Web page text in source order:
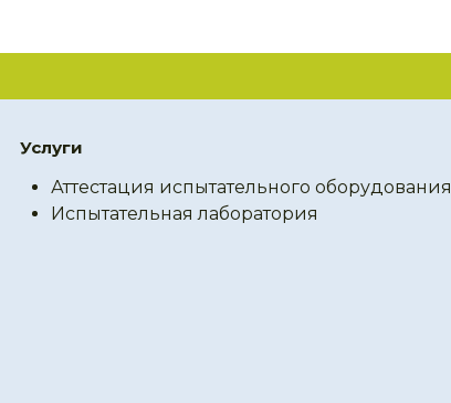
Услуги
Аттестация испытательного оборудования
Испытательная лаборатория